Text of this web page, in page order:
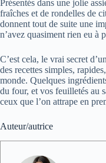
Présentés dans une jolie
fraîches et de rondelles de
donnent tout de suite une
n’avez quasiment rien eu à
C’est cela, le vrai secret
des recettes simples,
monde. Quelques
du four, et vos feuilletés au
ceux que l’on attrape en
Auteur/autrice